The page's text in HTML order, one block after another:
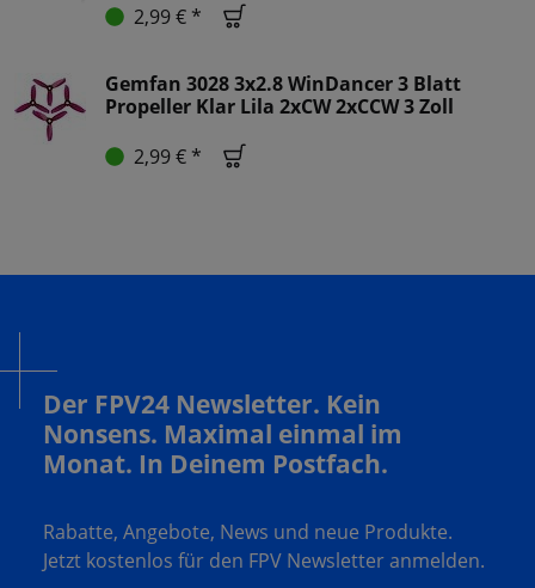
2,99 € *
Gemfan 3028 3x2.8 WinDancer 3 Blatt
Propeller Klar Lila 2xCW 2xCCW 3 Zoll
2,99 € *
Der FPV24 Newsletter. Kein
Nonsens. Maximal einmal im
Monat. In Deinem Postfach.
Rabatte, Angebote, News und neue Produkte.
Jetzt kostenlos für den FPV Newsletter anmelden.